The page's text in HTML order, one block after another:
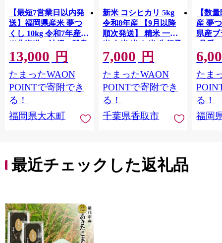
【最短7営業日以内発
送】福岡県産米 夢つ
くし 10kg 令和7年産
※北海道・沖縄・離島
は配送不可 |【精米 単
一米 単一原料米 7年産
国産 お米 ブランド米
5kg × 2 ゆめつくし】
CY009_01
13,000 円
たまったWAON
POINTで寄附でき
る！
福岡県大木町
新米 コシヒカリ 5kg
令和8年産 【9月以降
順次発送】 精米 一等
米 白米 米 お米 先行予
約 数量 限定 こしひか
り 5キロ 米5kg ごはん
こめ コメ はくまい お
米マイスター 厳選 予
約 白飯 ※ okome kome
おむすび おにぎり 国
産 飯 おこめ 取り寄せ
7,000 円
たまったWAON
POINTで寄附でき
る！
千葉県香取市
【数
産 夢
県産ブ
(品番
たま
る！
福岡
最近チェックした返礼品